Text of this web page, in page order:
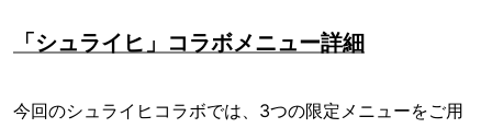
「シュライヒ」コラボメニュー詳細
今回のシュライヒコラボでは、3つの限定メニューをご用